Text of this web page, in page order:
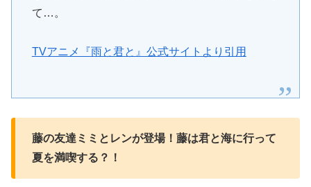
て…。
TVアニメ『雨と君と』公式サイトより引用
藤の友達ミミとレンが登場！藤は君と海に行って
夏を満喫する？！